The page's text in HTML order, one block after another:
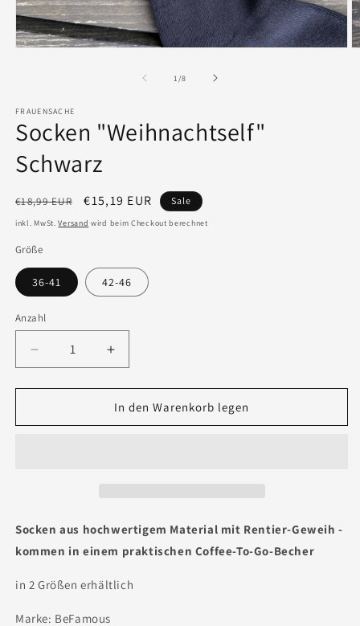
1/von
8
FRAUENSACHE
Socken "Weihnachtself"
Schwarz
Normaler
Preis
€18,99 EUR Verkaufspreis
€15,19 EUR Sale
inkl. MwSt.Versand wird beim Checkout berechnet
Größe
36-41 42-46
Anzahl
Verringere
die
Menge
Socken
Erhöhe
die
Menge
für
Socken
In den Warenkorb legen
Socken aus hochwertigem Material mit Rentier-Geweih -
kommen in einem praktischen Coffee-To-Go-Becher
in 2 Größen erhältlich
Marke: BeFamous